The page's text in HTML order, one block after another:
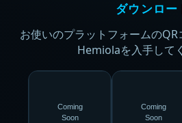
ダウンロー
お使いのプラットフォームの
Hemiolaを入手して
Coming
Soon
Coming
Soon